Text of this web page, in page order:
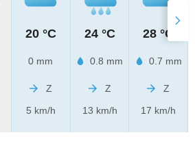
20 °C
0 mm
Z
5 km/h
24 °C
0.8 mm
Z
13 km/h
28 °C
0.7 mm
Z
17 km/h